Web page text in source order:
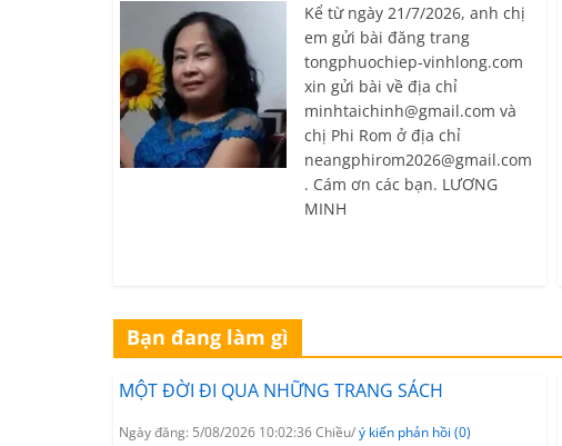
Kể từ ngày 21/7/2026, anh chị
em gửi bài đăng trang
tongphuochiep-vinhlong.com
xin gửi bài về địa chỉ
minhtaichinh@gmail.com và
chị Phi Rom ở địa chỉ
neangphirom2026@gmail.com
. Cám ơn các bạn. LƯƠNG
MINH
Bạn đang làm gì
MỘT ĐỜI ĐI QUA NHỮNG TRANG SÁCH
Ngày đăng: 5/08/2026 10:02:36 Chiều/ý kiến phản hồi (0)